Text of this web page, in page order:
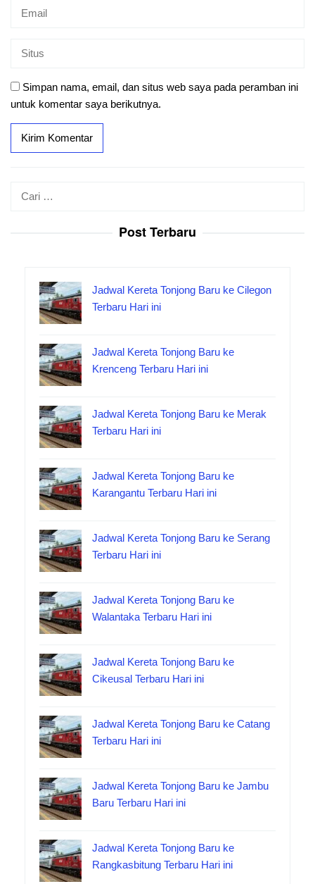
Simpan nama, email, dan situs web saya pada peramban ini
untuk komentar saya berikutnya.
Post Terbaru
Jadwal Kereta Tonjong Baru ke Cilegon
Terbaru Hari ini
Jadwal Kereta Tonjong Baru ke
Krenceng Terbaru Hari ini
Jadwal Kereta Tonjong Baru ke Merak
Terbaru Hari ini
Jadwal Kereta Tonjong Baru ke
Karangantu Terbaru Hari ini
Jadwal Kereta Tonjong Baru ke Serang
Terbaru Hari ini
Jadwal Kereta Tonjong Baru ke
Walantaka Terbaru Hari ini
Jadwal Kereta Tonjong Baru ke
Cikeusal Terbaru Hari ini
Jadwal Kereta Tonjong Baru ke Catang
Terbaru Hari ini
Jadwal Kereta Tonjong Baru ke Jambu
Baru Terbaru Hari ini
Jadwal Kereta Tonjong Baru ke
Rangkasbitung Terbaru Hari ini